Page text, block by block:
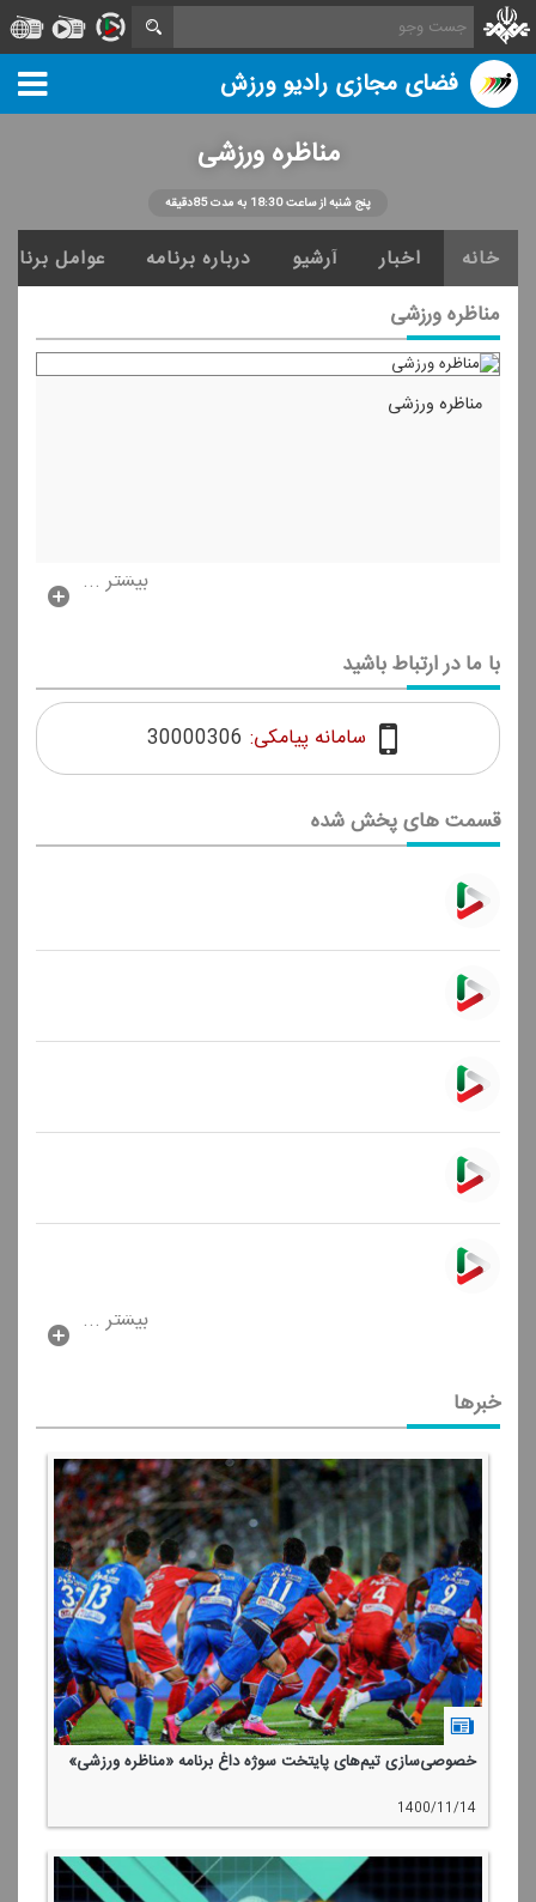
فضای مجازی رادیو ورزش
مناظره ورزشی
پنج شنبه از ساعت 18:30 به مدت 85دقیقه
خانه اخبار آرشیو درباره برنامه عوامل برنامه
مناظره ورزشی
مناظره ورزشی
بیشتر ...
قسمت های پخش شده
بیشتر ...
با ما در ارتباط باشید
سامانه پیامکی: 30000306
خبرها
خصوصی‌سازی تیم‌های پایتخت سوژه داغ برنامه «مناظره ورزشی»
1400/11/14